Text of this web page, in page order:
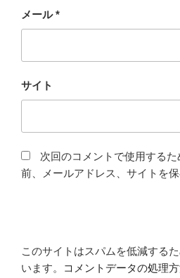
メール*
サイト
次回のコメントで使用する
前、メールアドレス、サイトを保
このサイトはスパムを低減する
います。
コメントデータの処理